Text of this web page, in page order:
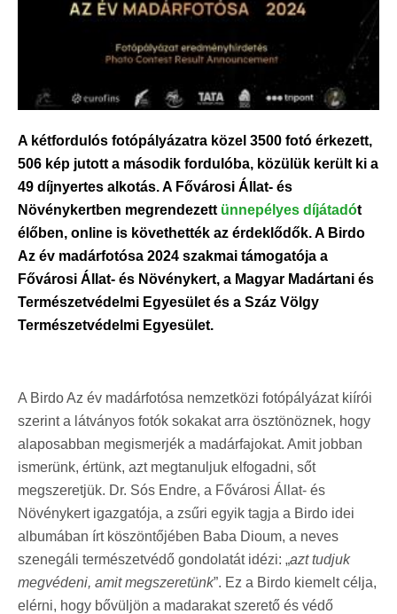
A kétfordulós fotópályázatra közel 3500 fotó érkezett,
506 kép jutott a második fordulóba, közülük került ki a
49 díjnyertes alkotás. A Fővárosi Állat- és
Növénykertben megrendezett ünnepélyes díjátadót
élőben, online is követhették az érdeklődők. A Birdo
Az év madárfotósa 2024 szakmai támogatója a
Fővárosi Állat- és Növénykert, a Magyar Madártani és
Természetvédelmi Egyesület és a Száz Völgy
Természetvédelmi Egyesület.
A Birdo Az év madárfotósa nemzetközi fotópályázat kiírói
szerint a látványos fotók sokakat arra ösztönöznek, hogy
alaposabban megismerjék a madárfajokat. Amit jobban
ismerünk, értünk, azt megtanuljuk elfogadni, sőt
megszeretjük. Dr. Sós Endre, a Fővárosi Állat- és
Növénykert igazgatója, a zsűri egyik tagja a Birdo idei
albumában írt köszöntőjében Baba Dioum, a neves
szenegáli természetvédő gondolatát idézi: „azt tudjuk
megvédeni, amit megszeretünk”. Ez a Birdo kiemelt célja,
elérni, hogy bővüljön a madarakat szerető és védő